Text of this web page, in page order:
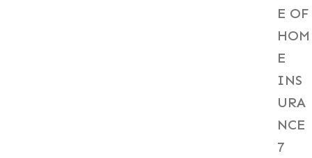
E OF
HOM
E
INS
URA
NCE
7